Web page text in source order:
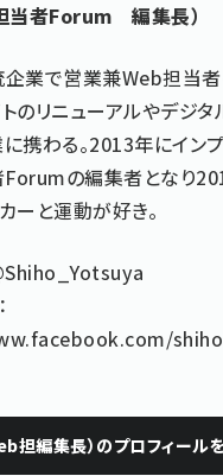
当者Forum 編集長）
業で営業兼Web担当者
のリニューアルやデジ
携わる。2013年にイン
Forumの編集者となり
ーと運動が好き。
担編集長） のプロフィール